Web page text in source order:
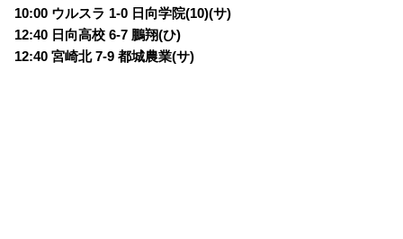
10:00 ウルスラ 1-0 日向学院(10)(サ)
12:40 日向高校 6-7 鵬翔(ひ)
12:40 宮崎北 7-9都城農業(サ)